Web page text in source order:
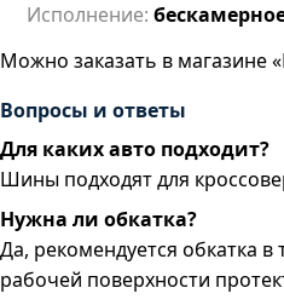
Исполнение:
Можно заказать в
Вопросы и ответы
Для каких авто подходит?
Шины подходят для
Нужна ли обкатка?
Да, рекомендуется обкатка
рабочей поверхности